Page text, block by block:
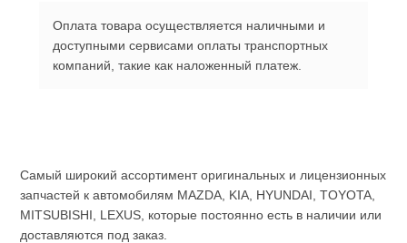
Оплата товара осуществляется наличными и
доступными сервисами оплаты транспортных
компаний, такие как наложенный платеж.
Самый широкий ассортимент оригинальных и лицензионных
запчастей к автомобилям MAZDA, KIA, HYUNDAI, TOYOTA,
MITSUBISHI, LEXUS, которые постоянно есть в наличии или
доставляются под заказ.